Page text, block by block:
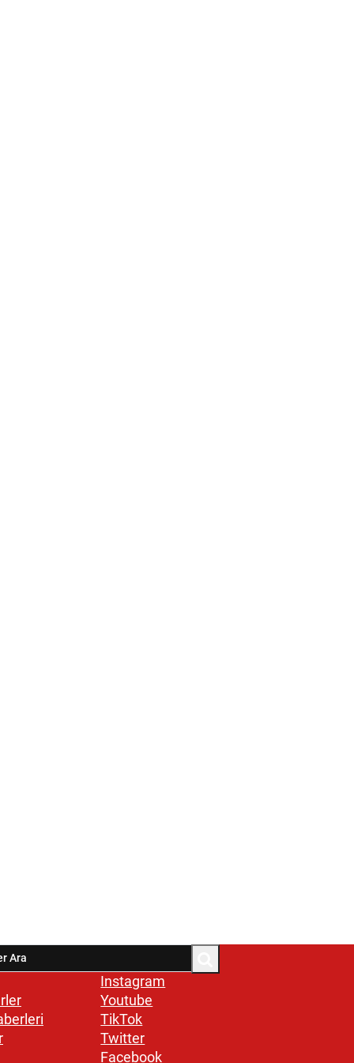
Instagram
Youtube
TikTok
Twitter
Facebook